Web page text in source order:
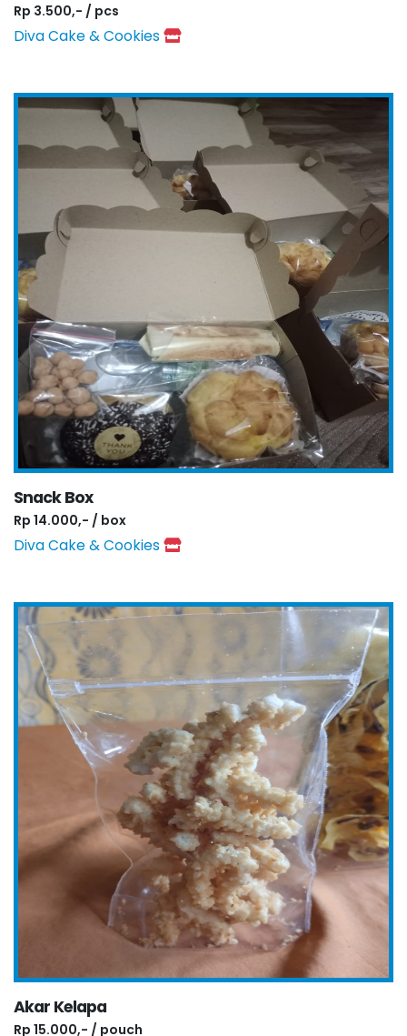
Rp 3.500,- / pcs
Diva Cake & Cookies
Snack Box
Rp 14.000,- / box
Diva Cake & Cookies
Akar Kelapa
Rp 15.000,- / pouch